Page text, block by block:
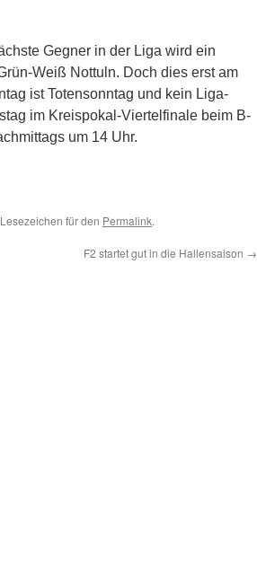
Gegner in der Liga wird ein
Weiß Nottuln. Doch dies erst am
ist Totensonntag und kein Liga-
im Kreispokal-Viertelfinale beim B-
um 14 Uhr.
für den Permalink.
F2 startet gut in die Hallensaison →